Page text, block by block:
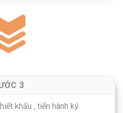
3
khấu , tiến hành ký